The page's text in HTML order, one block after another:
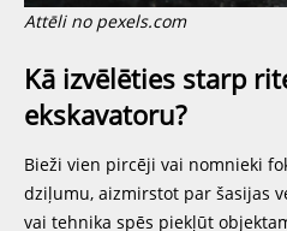
Attēli no pexels.com
Kā izvēlēties starp
ekskavatoru?
Bieži vien pircēji vai nomnieki
dziļumu, aizmirstot par šasijas
vai tehnika spēs piekļūt